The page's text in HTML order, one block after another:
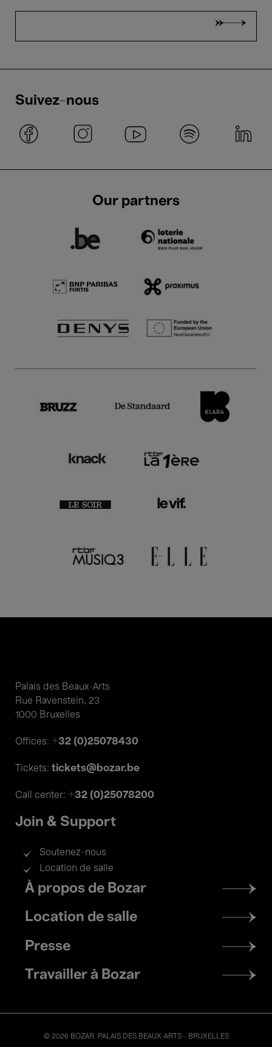
Suivez-nous
Our partners
Palais des Beaux-Arts
Rue Ravenstein, 23
1000 Bruxelles
Offices: +32 (0)25078430
Tickets: tickets@bozar.be
Call center: +32 (0)25078200
Join & Support
Soutenez-nous
Location de salle
Footer
menu
À propos de Bozar
Location de salle
Presse
Travailler à Bozar
© 2026 BOZAR. PALAIS DES BEAUX-ARTS - BRUXELLES